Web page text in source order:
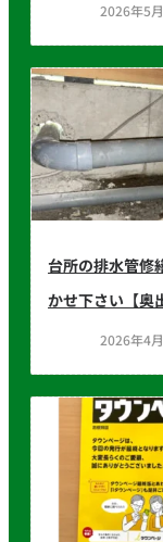
2026年5
台所の排水管修
かせ下さい【奥
2026年4